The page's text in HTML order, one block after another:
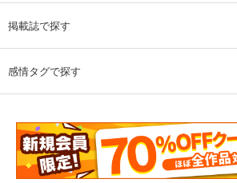
掲載誌で探す
感情タグで探す